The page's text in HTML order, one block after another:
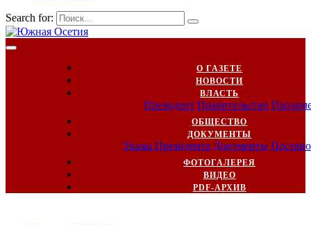
Search for:
О ГАЗЕТЕ
НОВОСТИ
ВЛАСТЬ
Президент Правительство
ОБЩЕСТВО
ДОКУМЕНТЫ
Указы Президента Документы
ФОТОГАЛЕРЕЯ
ВИДЕО
PDF-АРХИВ